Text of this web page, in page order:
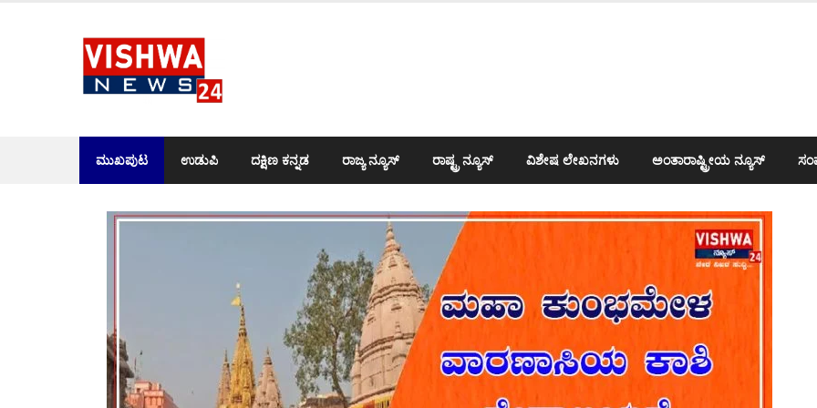
ಮುಖಪುಟ ಉಡುಪಿ ದಕ್ಷಿಣ ಕನ್ನಡ ರಾಜ್ಯ ನ್ಯೂಸ್ ರಾಷ್ಟ್ರ ನ್ಯೂಸ್ ವಿಶೇಷ ಲೇಖನಗಳು ಅಂತಾರಾಷ್ಟ್ರೀಯ ನ್ಯೂಸ್